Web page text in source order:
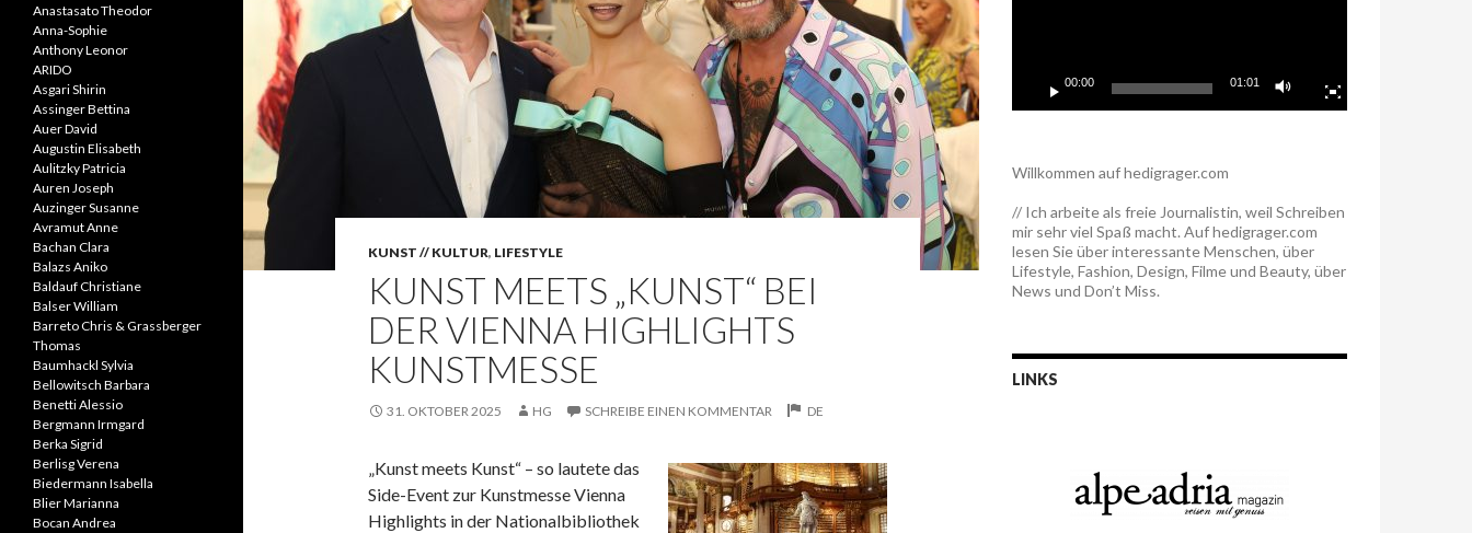
KUNST // KULTUR, LIFESTYLE
KUNST MEETS „KUNST“ BEI
DER VIENNA HIGHLIGHTS
KUNSTMESSE
31. OKTOBER 2025 HG SCHREIBE EINEN KOMMENTAR DE
„Kunst meets Kunst“ – so lautete das
Side-Event zur Kunstmesse Vienna
Highlights in der Nationalbibliothek
00:00 01:01
Willkommen auf hedigrager.com
// Ich arbeite als freie Journalistin, weil Schreiben
mir sehr viel Spaß macht. Auf hedigrager.com
lesen Sie über interessante Menschen, über
Lifestyle, Fashion, Design, Filme und Beauty, über
News und Don’t Miss.
LINKS
Anastasato Theodor
Anna-Sophie
Anthony Leonor
ARIDO
Asgari Shirin
Assinger Bettina
Auer David
Augustin Elisabeth
Aulitzky Patricia
Auren Joseph
Auzinger Susanne
Avramut Anne
Bachan Clara
Balazs Aniko
Baldauf Christiane
Balser William
Barreto Chris & Grassberger
Thomas
Baumhackl Sylvia
Bellowitsch Barbara
Benetti Alessio
Bergmann Irmgard
Berka Sigrid
Berlisg Verena
Biedermann Isabella
Blier Marianna
Bocan Andrea